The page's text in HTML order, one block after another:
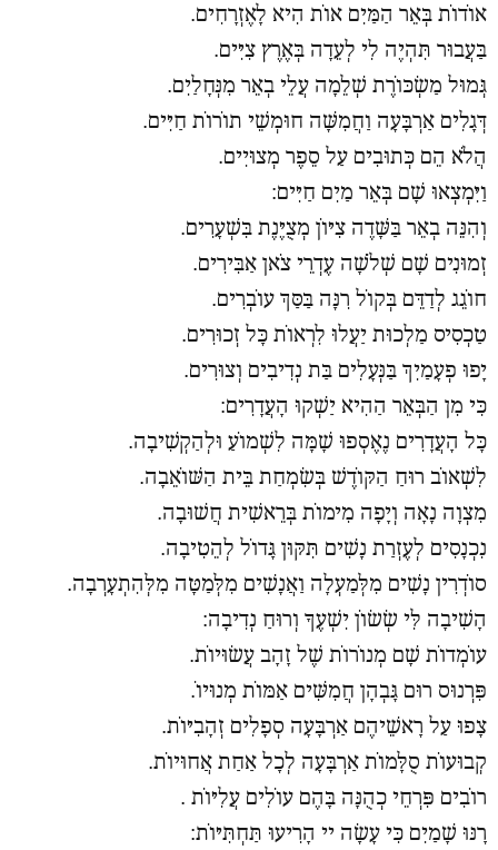
אוֹדוֹת בְּאֵר הַמַּיִם אוֹת הִיא לָאֶזְרָחִים.
בַּעֲבוּר תִּהְיֶה לִי לְעֵדָה בְּאֶרֶץ צִיִּים.
גְּמוּל מַשְׂכּוֹרֶת שְׁלֵמָה עֲלֵי בְאֵר מִנְּחָלַיִם.
דְּגָלִים אַרְבָּעָה וַחֲמִשָּׁה חוּמְשֵׁי תוֹרוֹת חַיִּים.
הֲלֹא הֵם כְּתוּבִים עַל סֵפֶר מְצוּיִים.
וַיִּמְצְאוּ שָׁם בְּאֵר מַיִם חַיִּים:
וְהִנֵּה בְאֵר בַּשָּׁדֶה צִיּוֹן מְצֻיֶּנֶת בִּשְׁעָרִים.
זְמוּנִים שָׁם שְׁלֹשָׁה עֶדְרֵי צֹאן אַבִּירִים.
חוֹגֵג לְדַדֵּם בְּקוֹל רִנָּה בַּסַּךְ עוֹבְרִים.
טַכְסִיס מַלְכוּת יַעֲלוּ לִרְאוֹת כָּל זְכוּרִים.
יָפוּ פְעָמַיִךְ בַּנְּעָלִים בַּת נְדִיבִים וְצוּרִים.
כִּי מִן הַבְּאֵר הַהִיא יַשְׁקוּ הָעֲדָרִים:
כָּל הָעֲדָרִים נֶאֶסְפוּ שָׁמָּה לִשְׁמוֹעַ וּלְהַקְשִׁיבָה.
לִשְׁאוֹב רוּחַ הַקּוֹדֶשׁ בְּשִׂמְחַת בֵּית הַשּׁוֹאֵבָה.
מִצְוָה נָאָה וְיָפָה מִימוֹת בְּרֵאשִׁית חֲשׁוּבָה.
נִכְנָסִים לְעֶזְרַת נָשִׁים תִּקּוּן גָּדוֹל לְהֵטִיבָה.
סוֹדְרִין נָשִׁים מִלְּמַעְלָה וַאֲנָשִׁים מִלְּמַטָּה מִלְּהִתְעָרְבָה.
הָשִׁיבָה לִּי שְׂשׂוֹן יִשְׁעֶךָ וְרוּחַ נְדִיבָה:
עוֹמְדוֹת שָׁם מְנוֹרוֹת שֶׁל זָהָב עֲשׂוּיוֹת.
פִּרְנוּס רוּם גָּבְהָן חֲמִשִּׁים אַמּוֹת מְנוּיוֹ.
צָפוּ עַל רָאשֵׁיהֶם אַרְבָּעָה סְפָלִים זְהָבִיּוֹת.
קְבוּעוֹת סֻלָּמוֹת אַרְבָּעָה לְכָל אַחַת אֲחוּיוֹת.
רוֹבִים פִּרְחֵי כְהֻנָּה בָּהֶם עוֹלִים עֲלִיּוֹת .
רָנּוּ שָׁמַיִם כִּי עָשָׂה יי הָרִיעוּ תַּחְתִּיּוֹת: